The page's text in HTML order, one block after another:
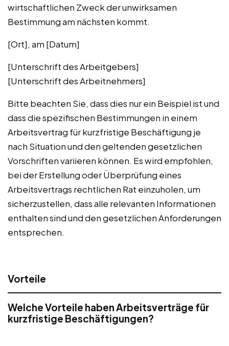
wirtschaftlichen Zweck der unwirksamen
Bestimmung am nächsten kommt.
[Ort], am [Datum]
[Unterschrift des Arbeitgebers]
[Unterschrift des Arbeitnehmers]
Bitte beachten Sie, dass dies nur ein Beispiel ist und
dass die spezifischen Bestimmungen in einem
Arbeitsvertrag für kurzfristige Beschäftigung je
nach Situation und den geltenden gesetzlichen
Vorschriften variieren können. Es wird empfohlen,
bei der Erstellung oder Überprüfung eines
Arbeitsvertrags rechtlichen Rat einzuholen, um
sicherzustellen, dass alle relevanten Informationen
enthalten sind und den gesetzlichen Anforderungen
entsprechen.
Vorteile
Welche Vorteile haben Arbeitsverträge für
kurzfristige Beschäftigungen?